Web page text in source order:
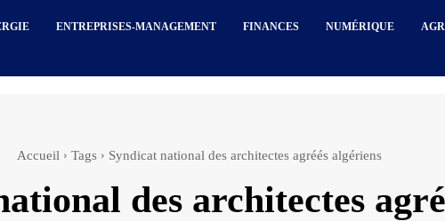
ENTREPRISES-MANAGEMENT FINANCES NUMÉRIQUE
Accueil Tags Syndicat national des architectes agréés algériens
des architectes